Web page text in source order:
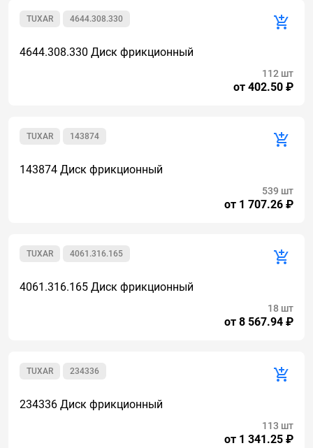
4644.308.330
TUXAR
4644.308.330 Диск фрикционный
от 402.50 ₽
112 шт
143874
TUXAR
143874 Диск фрикционный
от 1 707.26 ₽
539 шт
4061.316.165
TUXAR
4061.316.165 Диск фрикционный
от 8 567.94 ₽
18 шт
234336
TUXAR
234336 Диск фрикционный
от 1 341.25 ₽
113 шт